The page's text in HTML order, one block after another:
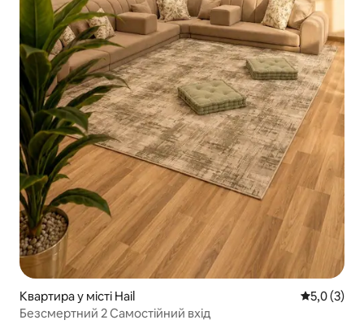
Квартира у місті Hail Середня
5,0 (3)
Безсмертний 2 Самостійний вхід